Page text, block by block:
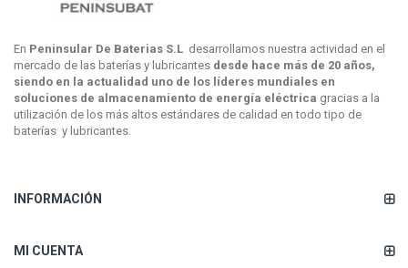
En Peninsular De Baterias S.L desarrollamos nuestra actividad en el
mercado de las baterías y lubricantes desde hace más de 20 años,
siendo en la actualidad uno de los líderes mundiales en
soluciones de almacenamiento de energía eléctrica gracias a la
utilización de los más altos estándares de calidad en todo tipo de
baterías y lubricantes.
INFORMACIÓN
MI CUENTA